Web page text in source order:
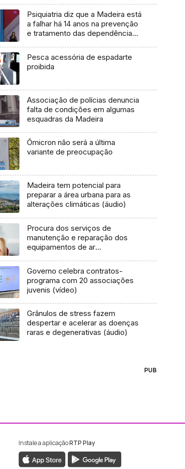
Psiquiatria diz que a Madeira está
a falhar há 14 anos na prevenção
e tratamento das dependências
Pesca acessória de espadarte
proibida
Associação de polícias denuncia
falta de condições em algumas
esquadras da Madeira
Ómicron não será a última
variante de preocupação
Madeira tem potencial para
preparar a área urbana para as
alterações climáticas (áudio)
Procura dos serviços de
manutenção e reparação dos
equipamentos de ar
Governo celebra contratos-
programa com 20 associações
juvenis (vídeo)
Grânulos de stress fazem
despertar e acelerar as doenças
raras e degenerativas (áudio)
PUB
RTP Madeira
da RTP Madeira
Instale a aplicaçãoRTP Play